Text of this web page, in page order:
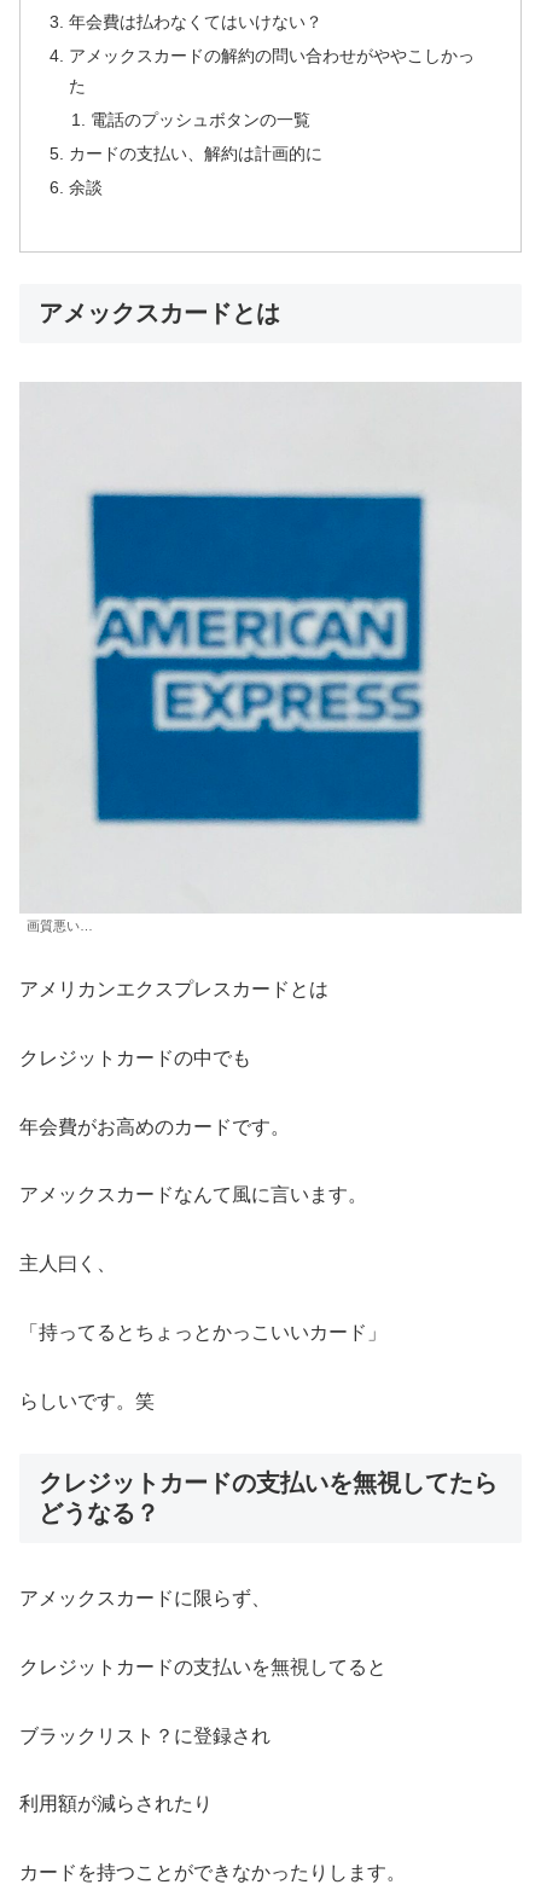
年会費は払わなくてはいけない？
アメックスカードの解約の問い合わせがややこしかっ
た
電話のプッシュボタンの一覧
カードの支払い、解約は計画的に
余談
アメックスカードとは
画質悪い…
アメリカンエクスプレスカードとは
クレジットカードの中でも
年会費がお高めのカードです。
アメックスカードなんて風に言います。
主人曰く、
「持ってるとちょっとかっこいいカード」
らしいです。笑
クレジットカードの支払いを無視してたら
どうなる？
アメックスカードに限らず、
クレジットカードの支払いを無視してると
ブラックリスト？に登録され
利用額が減らされたり
カードを持つことができなかったりします。